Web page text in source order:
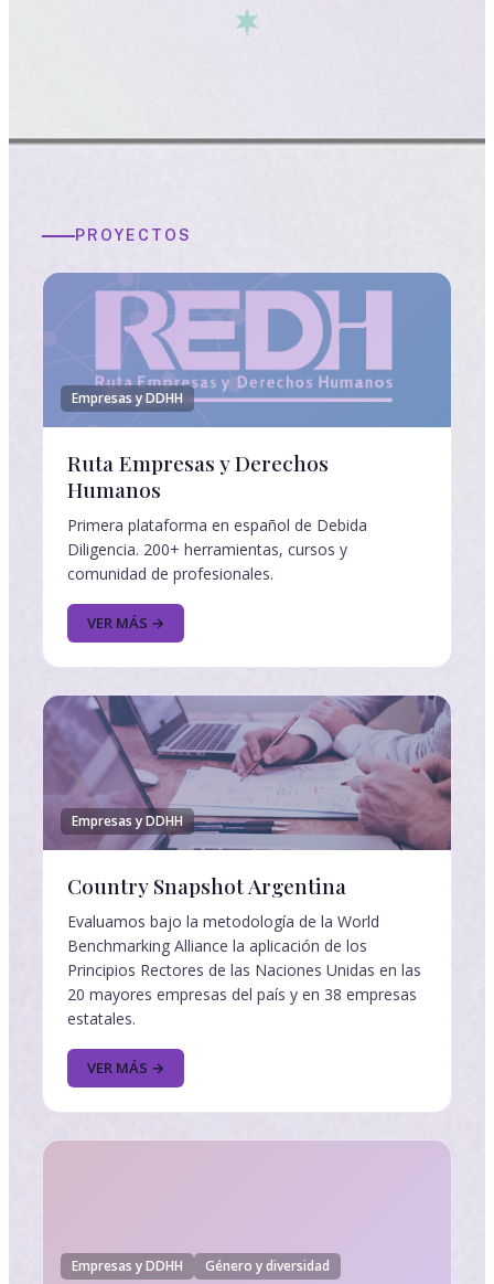
PROYECTOS
Empresas y DDHH
Ruta Empresas y Derechos
Humanos
Primera plataforma en español de Debida
Diligencia. 200+ herramientas, cursos y
comunidad de profesionales.
VER MÁS →
Empresas y DDHH
Country Snapshot Argentina
Evaluamos bajo la metodología de la World
Benchmarking Alliance la aplicación de los
Principios Rectores de las Naciones Unidas en las
20 mayores empresas del país y en 38 empresas
estatales.
VER MÁS →
Empresas y DDHH Género y diversidad